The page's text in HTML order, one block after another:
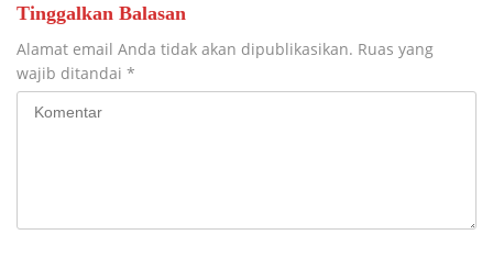
Tinggalkan Balasan
Alamat email Anda tidak akan dipublikasikan. Ruas yang
wajib ditandai *